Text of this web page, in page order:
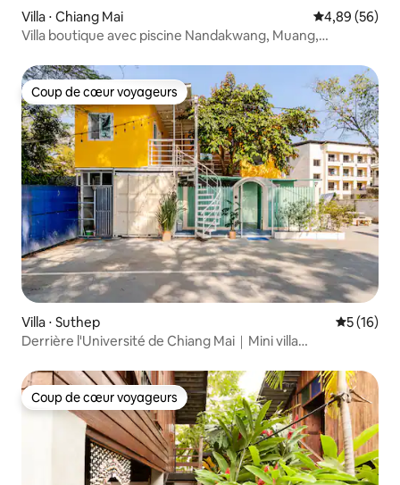
Villa ⋅ Chiang Mai Évaluation
4,89 (56)
Villa boutique avec piscine Nandakwang, Muang,
Coup de cœur voyageurs
Coup de cœur voyageurs
Villa ⋅ Suthep
5 (16)
Derrière l'Université de Chiang Mai｜Mini villa
personnes｜Rue gastronomique à pied｜Parking gratuit
Coup de cœur voyageurs
Coup de cœur voyageurs